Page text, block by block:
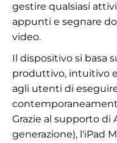
gestire qualsiasi
appunti e segnare
video.
Il dispositivo si basa
produttivo, intuitivo
agli utenti di
Grazie al supporto di
generazione), l'iPad